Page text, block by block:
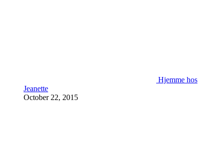
Hjemme hos
Jeanette
October 22, 2015